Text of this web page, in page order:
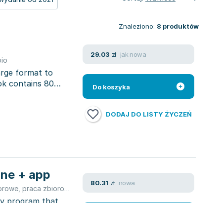
Znaleziono: 8 produktów
format to
contains 80
29.03 zł jak nowa
Do koszyka
DODAJ DO LISTY ŻYCZEŃ
+ app
praca zbiorowa Myriam Monterrubio
program that
80.31 zł nowa